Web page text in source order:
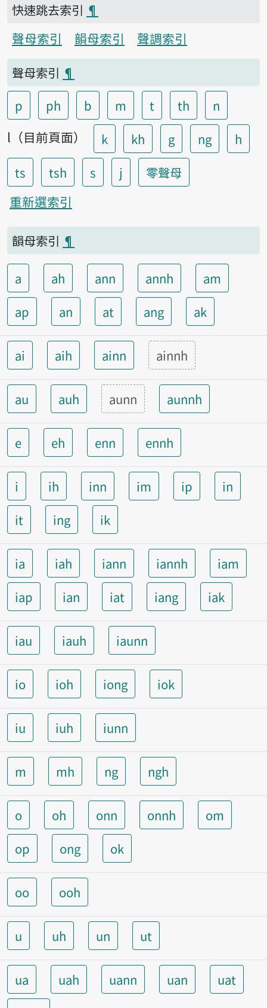
快速跳去索引 ¶
聲母索引
韻母索引
聲調索引
聲母索引 ¶
p
ph b m t th
n
l（目前頁面）
k kh g ng
h
ts
tsh s j
零聲母
重新選索引
韻母索引 ¶
a ah ann annh
am
ap
an at ang ak
ai aih ainn ainnh
au auh aunn aunnh
e eh enn ennh
i ih inn im ip
in
it
ing ik
ia iah iann iannh
iam
iap
ian iat iang iak
iau iauh iaunn
io ioh iong iok
iu iuh iunn
m mh ng ngh
o oh onn onnh
om
op
ong ok
oo ooh
u uh un ut
ua uah uann uan
uat